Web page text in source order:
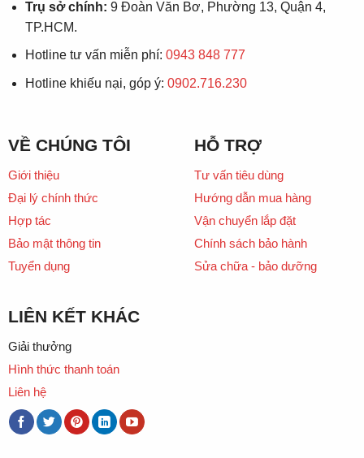
Trụ sở chính: 9 Đoàn Văn Bơ, Phường 13, Quận 4,
TP.HCM.
Hotline tư vấn miễn phí: 0943 848 777
Hotline khiếu nại, góp ý: 0902.716.230
VỀ CHÚNG TÔI
Giới thiệu
Đại lý chính thức
Hợp tác
Bảo mật thông tin
Tuyển dụng
HỖ TRỢ
Tư vấn tiêu dùng
Hướng dẫn mua hàng
Vận chuyển lắp đặt
Chính sách bảo hành
Sửa chữa - bảo dưỡng
LIÊN KẾT KHÁC
Giải thưởng
Hình thức thanh toán
Liên hệ